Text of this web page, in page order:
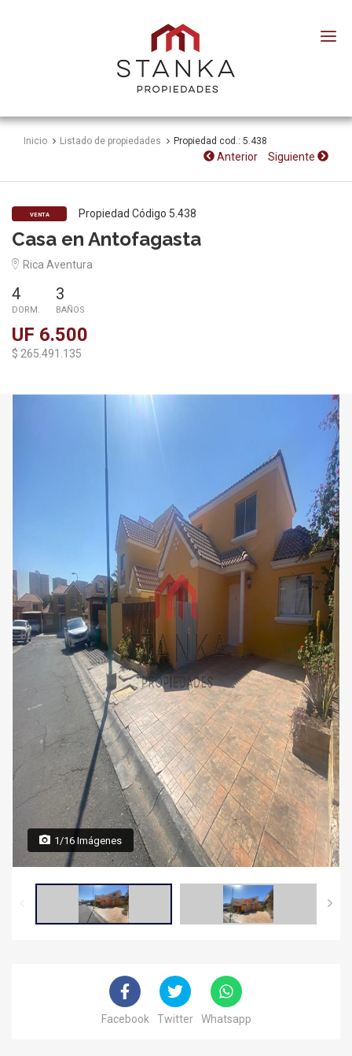
Propiedades
Inicio Listado de propiedades Propiedad cod.: 5.438
Anterior Siguiente
VENTA Propiedad Código 5.438
Casa en Antofagasta
Rica Aventura
4
DORM.
3
BAÑOS
UF 6.500
$ 265.491.135
1/16 Imágenes
Facebook Twitter Whatsapp